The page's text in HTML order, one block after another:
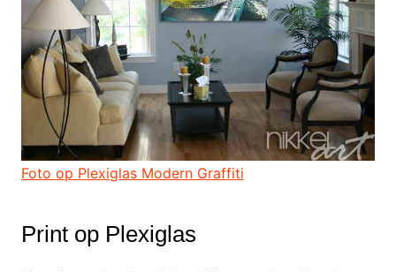
Foto op Plexiglas Modern Graffiti
Print op Plexiglas